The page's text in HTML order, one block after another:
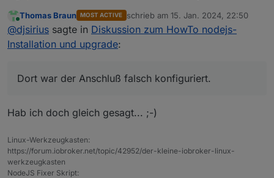
Fritzbox getauscht habe, übernommen. Dort war der
Anschluß falsch konfiguriert. Nun funktioniert IPv6 und
somit auch Nodejs und Npm.
Vielen Dank an alle, die mir geholfen haben!
Online
Thomas Braun MOST ACTIVE schrieb am 15. Jan. 2024, 22:50
zuletzt editiert von
@djsirius sagte in Diskussion zum HowTo nodejs-
Installation und upgrade:
Dort war der Anschluß falsch konfiguriert.
Hab ich doch gleich gesagt... ;-)
Linux-Werkzeugkasten:
https://forum.iobroker.net/topic/42952/der-kleine-iobroker-linux-
werkzeugkasten
NodeJS Fixer Skript: